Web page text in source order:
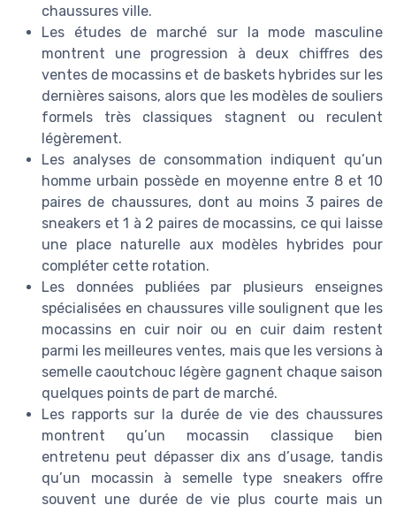
chaussures ville.
Les études de marché sur la mode masculine
montrent une progression à deux chiffres des
ventes de mocassins et de baskets hybrides sur les
dernières saisons, alors que les modèles de souliers
formels très classiques stagnent ou reculent
légèrement.
Les analyses de consommation indiquent qu’un
homme urbain possède en moyenne entre 8 et 10
paires de chaussures, dont au moins 3 paires de
sneakers et 1 à 2 paires de mocassins, ce qui laisse
une place naturelle aux modèles hybrides pour
compléter cette rotation.
Les données publiées par plusieurs enseignes
spécialisées en chaussures ville soulignent que les
mocassins en cuir noir ou en cuir daim restent
parmi les meilleures ventes, mais que les versions à
semelle caoutchouc légère gagnent chaque saison
quelques points de part de marché.
Les rapports sur la durée de vie des chaussures
montrent qu’un mocassin classique bien
entretenu peut dépasser dix ans d’usage, tandis
qu’un mocassin à semelle type sneakers offre
souvent une durée de vie plus courte mais un